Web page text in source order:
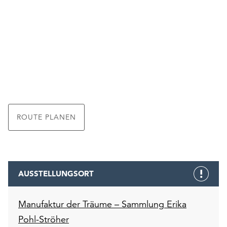
ROUTE PLANEN
AUSSTELLUNGSORT
Manufaktur der Träume – Sammlung Erika
Pohl-Ströher